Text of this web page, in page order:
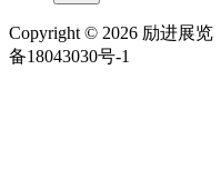
Copyright © 2026 励进展
备18043030号-1